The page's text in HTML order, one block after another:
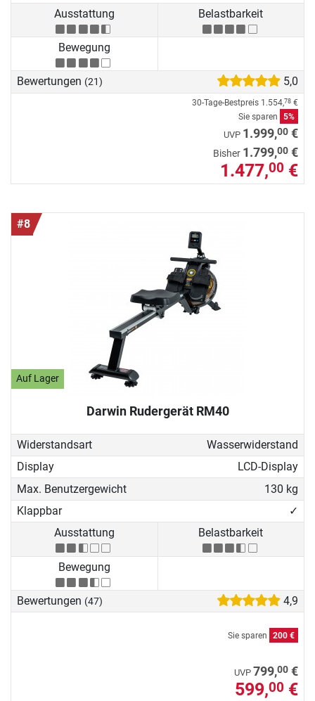
Ausstattung
Belastbarkeit
Bewegung
Bewertungen (21) 5,0
30-Tage-Bestpreis 1.554,78 €
Sie sparen
5%
UVP 1.999,00 €
Bisher 1.799,00 €
1.477,00 €
#8
Auf Lager
Darwin Rudergerät RM40
Widerstandsart
Wasserwiderstand
Display
LCD-Display
Max. Benutzergewicht
130 kg
Klappbar
✓
Ausstattung
Belastbarkeit
Bewegung
Bewertungen (47) 4,9
Sie sparen 200 €
UVP 799,00 €
599,00 €